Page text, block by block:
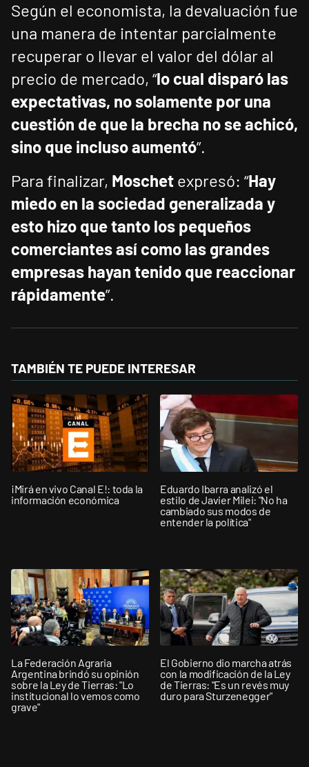
Según el economista, la devaluación fue
una manera de intentar parcialmente
recuperar o llevar el valor del dólar al
precio de mercado, “lo cual disparó las
expectativas, no solamente por una
cuestión de que la brecha no se achicó,
sino que incluso aumentó”.
Para finalizar, Moschet expresó: “Hay
miedo en la sociedad generalizada y
esto hizo que tanto los pequeños
comerciantes así como las grandes
empresas hayan tenido que reaccionar
rápidamente”.
TAMBIÉN TE PUEDE INTERESAR
¡Mirá en vivo Canal E!: toda la
información económica
Eduardo Ibarra analizó el
estilo de Javier Milei: "No ha
cambiado sus modos de
entender la política"
La Federación Agraria
Argentina brindó su opinión
sobre la Ley de Tierras: "Lo
institucional lo vemos como
grave"
El Gobierno dio marcha atrás
con la modificación de la Ley
de Tierras: "Es un revés muy
duro para Sturzenegger"